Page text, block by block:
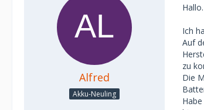
Alfred
Akku-Neuling
Hallo.
Ich
Auf
zu
Die